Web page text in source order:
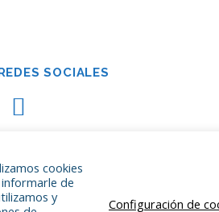
SOCIALES
cookies
de
y
Configuración de